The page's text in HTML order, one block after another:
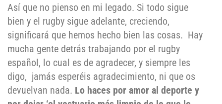
Así que no pienso en mi legado. Si todo sigue
bien y el rugby sigue adelante, creciendo,
significará que hemos hecho bien las cosas. Hay
mucha gente detrás trabajando por el rugby
español, lo cual es de agradecer, y siempre les
digo, jamás esperéis agradecimiento, ni que os
devuelvan nada. Lo haces por amor al deporte y